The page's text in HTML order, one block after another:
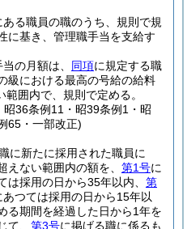
る職員の職のうち、規則で規
に基き、管理職手当を支給す
の月額は、 同項に規定する職
級における最高の号給の給料
囲内で、規則で定める。
36条例11・昭39条例1・昭
65・一部改正)
に新たに採用された職員に
えない範囲内の額を、 第1号に
採用の日から35年以内、 第
つては採用の日から15年以
る期間を経過した日から1年を
て、 第3号に掲げる職に係るも